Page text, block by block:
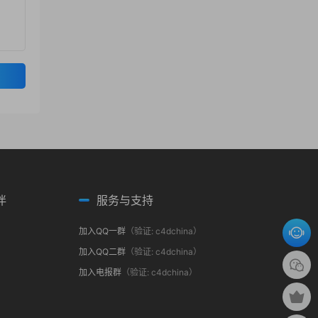
服务与支持
加入QQ一群（验证: c4dchina）
加入QQ二群（验证: c4dchina）
加入电报群（验证: c4dchina）